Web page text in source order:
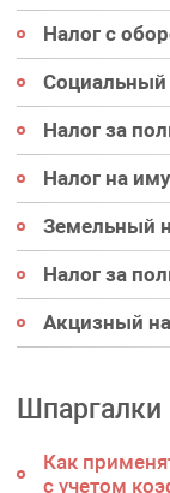
Налог с
Социальный
Налог за
Налог на
Земельный
Налог за
Акцизный
Шпаргалки
Как
с учетом